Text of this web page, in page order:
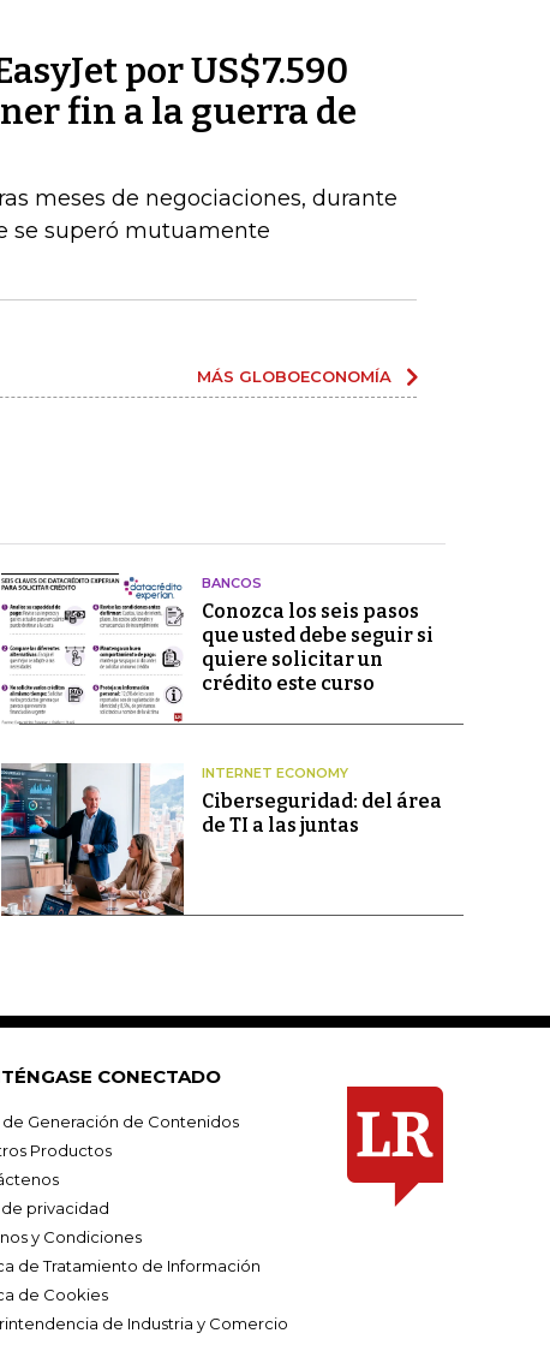
por US$7.590
fin a la guerra de
meses de negociaciones, durante
se superó mutuamente
MÁS GLOBOECONOMÍA
BANCOS
Conozca los seis pasos
que usted debe seguir si
quiere solicitar un
crédito este curso
INTERNET ECONOMY
Ciberseguridad: del área
de TI a las juntas
CONECTADO
de Generación de Contenidos
Productos
de privacidad
y Condiciones
de Tratamiento de Información
de Cookies
de Industria y Comercio